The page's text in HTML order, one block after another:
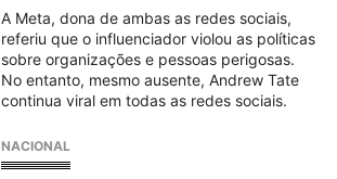
A Meta, dona de ambas as redes sociais,
referiu que o influenciador violou as políticas
sobre organizações e pessoas perigosas.
No entanto, mesmo ausente, Andrew Tate
continua viral em todas as redes sociais.
NACIONAL